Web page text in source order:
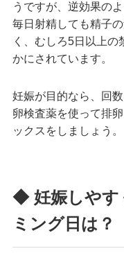
うですが、逆効果のよ
毎日射精しても精子
く、むしろ5日以上の
かにされています。
妊娠が目的なら、回
卵検査薬を使って排
ックスをしましょう。
◆ 妊娠しやす
ミング日は？